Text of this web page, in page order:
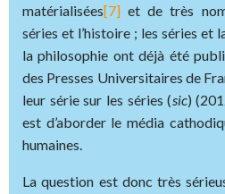
matérialisées[7] et de très
séries et l’histoire ; les séries et
la philosophie ont déjà été
des Presses Universitaires de
leur série sur les séries (sic)
est d’aborder le média
humaines.
La question est donc très